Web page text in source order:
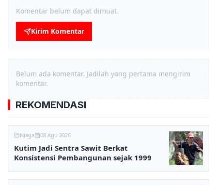
Komentar belum dapat dimuat.
Kirim Komentar
Belum ada komentar. Jadilah yang pertama mengirim
komentar.
REKOMENDASI
Niaga 08 Agu 2026
Kutim Jadi Sentra Sawit Berkat
Konsistensi Pembangunan sejak 1999